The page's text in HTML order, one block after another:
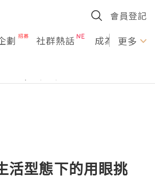
會員登記
劃 社群熱話 成為U更多
活型態下的用眼挑